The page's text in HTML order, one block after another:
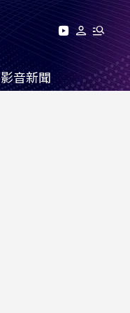
影音新聞